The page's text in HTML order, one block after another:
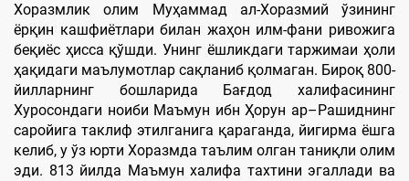
Хоразмлик олим Mуҳаммад ал-Хоразмий ўзининг
ёрқин кашфиётлари билан жаҳон илм-фани ривожига
беқиёс ҳисса қўшди. Унинг ёшликдаги таржимаи ҳоли
ҳақидаги маълумотлар сақланиб қолмаган. Бироқ 800-
йилларнинг бошларида Бағдод халифасининг
Хуросондаги ноиби Маъмун ибн Ҳорун ар–Рашиднинг
саройига таклиф этилганига қараганда, йигирма ёшга
келиб, у ўз юрти Хоразмда таълим олган таниқли олим
эди. 813 йилда Маъмун халифа тахтини эгаллади ва